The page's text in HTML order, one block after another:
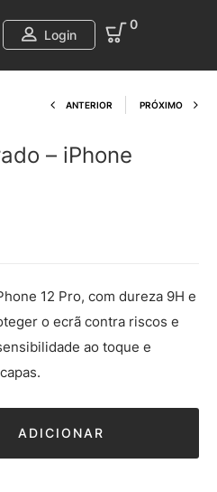
Login
0
Product
ANTERIOR PRÓXIMO
– iPhone
12 Pro, com dureza 9H e
o ecrã contra riscos e
ao toque e
ADICIONAR